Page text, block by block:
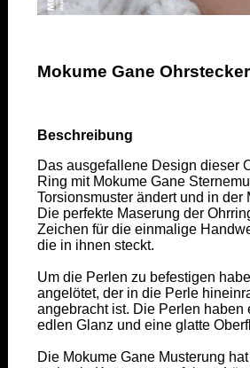
Mokume Gane
Beschreibung
Das ausgefallene Design dieser
Ring mit Mokume Gane
Torsionsmuster ändert und in
Die perfekte Maserung der
Zeichen für die einmalige
die in ihnen steckt.
Um die Perlen zu befestigen
angelötet, der in die Perle
angebracht ist. Die Perlen
edlen Glanz und eine glatte
Die Mokume Gane Musterung